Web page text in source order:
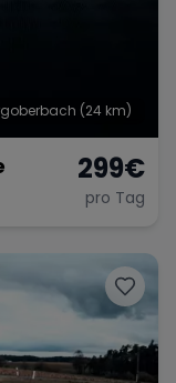
(24 km)
299€
pro Tag